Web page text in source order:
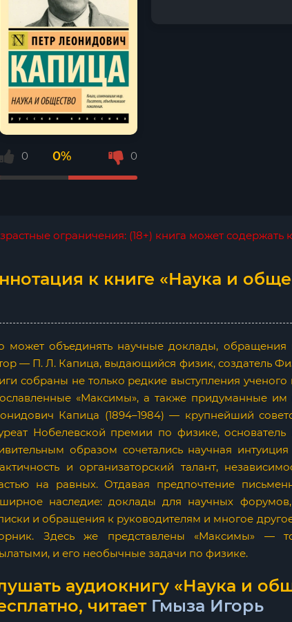
0 0% 0
ограничения: (18+) книга может содержать
к книге «Наука и
может объединять научные доклады,
— П. Л. Капица, выдающийся физик, создатель
собраны не только редкие выступления
«Максимы», а также придуманные им
Капица (1894–1984) — крупнейший
Нобелевской премии по физике,
образом сочетались научная
и организаторский талант,
на равных. Отдавая предпочтение
наследие: доклады для научных форумов,
и обращения к руководителям и многое
Здесь же представлены «Максимы» —
и его необычные задачи по физике.
аудиокнигу «Наука и
читает Гмыза Игорь